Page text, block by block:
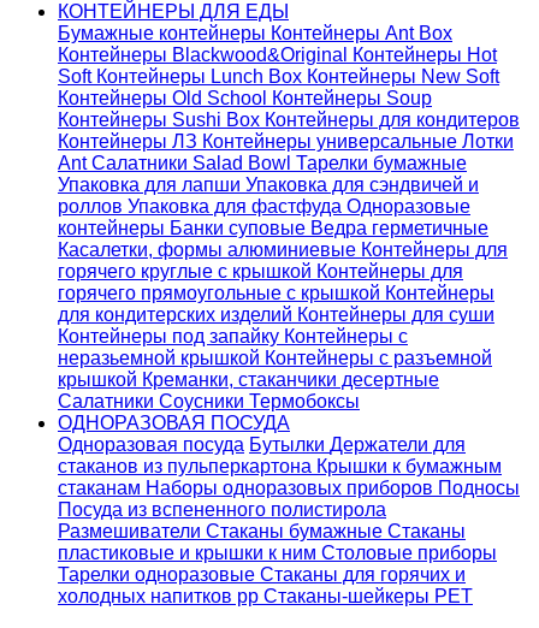
КОНТЕЙНЕРЫ ДЛЯ ЕДЫ
Бумажные контейнеры Контейнеры Ant Box
Контейнеры Blackwood&Original
Контейнеры Hot
Soft Контейнеры Lunch Box Контейнеры New Soft
Контейнеры Old School Контейнеры Soup
Контейнеры Sushi Box Контейнеры для кондитеров
Контейнеры ЛЗ Контейнеры универсальные Лотки
AntСалатники Salad Bowl Тарелки бумажные
Упаковка для лапши Упаковка для сэндвичей и
роллов Упаковка для фастфуда Одноразовые
контейнеры Банки суповые Ведра герметичные
Касалетки, формы алюминиевые Контейнеры для
горячего круглые с крышкой Контейнеры для
горячего прямоугольные с крышкой Контейнеры
для кондитерских изделий Контейнеры для суши
Контейнеры под запайку Контейнеры с
неразьемной крышкой Контейнеры с разъемной
крышкой Креманки, стаканчики десертные
Салатники Соусники Термобоксы
ОДНОРАЗОВАЯ ПОСУДА
Одноразовая посуда Бутылки Держатели для
стаканов из пульперкартона Крышки к бумажным
стаканам Наборы одноразовых приборов Подносы
Посуда из вспененного полистирола
Размешиватели Стаканы бумажные Стаканы
пластиковые и крышки к ним Столовые приборы
Тарелки одноразовые Стаканы для горячих и
холодных напитков pp Стаканы-шейкеры PET